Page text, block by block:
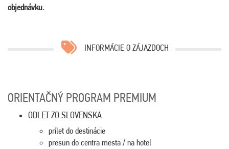
objednávku.
INFORMÁCIE O ZÁJAZDOCH
ORIENTAČNÝ PROGRAM PREMIUM
ODLET ZO SLOVENSKA
prílet do destinácie
presun do centra mesta / na hotel